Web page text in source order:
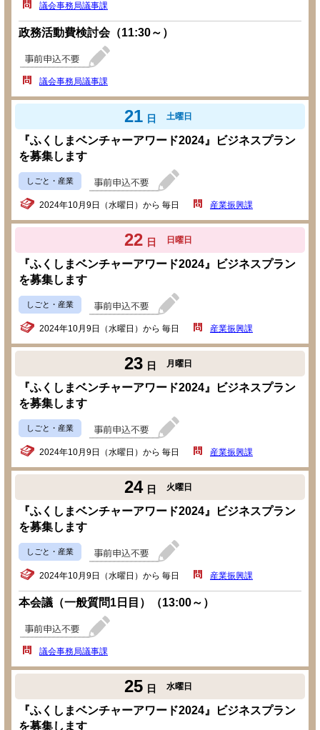
議会事務局議事課
政務活動費検討会（11:30～）
議会事務局議事課
21 日 土曜日
『ふくしまベンチャーアワード2024』ビジネスプラン
を募集します
しごと・産業
2024年10月9日（水曜日）から 毎日 産業振興課
22 日 日曜日
『ふくしまベンチャーアワード2024』ビジネスプラン
を募集します
しごと・産業
2024年10月9日（水曜日）から 毎日 産業振興課
23 日 月曜日
『ふくしまベンチャーアワード2024』ビジネスプラン
を募集します
しごと・産業
2024年10月9日（水曜日）から 毎日 産業振興課
24 日 火曜日
『ふくしまベンチャーアワード2024』ビジネスプラン
を募集します
しごと・産業
2024年10月9日（水曜日）から 毎日 産業振興課
本会議（一般質問1日目）（13:00～）
議会事務局議事課
25 日 水曜日
『ふくしまベンチャーアワード2024』ビジネスプラン
を募集します